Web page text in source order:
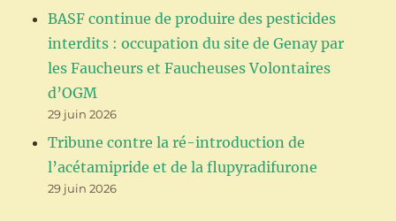
BASF continue de produire des pesticides
interdits : occupation du site de Genay par
les Faucheurs et Faucheuses Volontaires
d’OGM
29 juin 2026
Tribune contre la ré-introduction de
l’acétamipride et de la flupyradifurone
29 juin 2026